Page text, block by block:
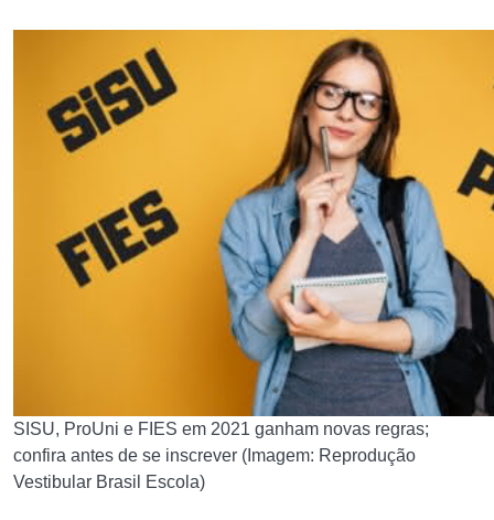
SISU, ProUni e FIES em 2021 ganham novas regras;
confira antes de se inscrever (Imagem: Reprodução
Vestibular Brasil Escola)